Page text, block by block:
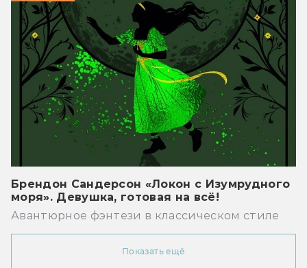
Брендон Сандерсон «Локон с Изумрудного
моря». Девушка, готовая на всё!
Авантюрное фэнтези в классическом стиле
Показать ещё